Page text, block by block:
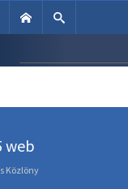
web
Közlöny